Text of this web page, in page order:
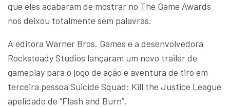
que eles acabaram de mostrar no The Game Awards
nos deixou totalmente sem palavras.
A editora Warner Bros. Games e a desenvolvedora
Rocksteady Studios lançaram um novo trailer de
gameplay para o jogo de ação e aventura de tiro em
terceira pessoa Suicide Squad: Kill the Justice League
apelidado de “Flash and Burn”.